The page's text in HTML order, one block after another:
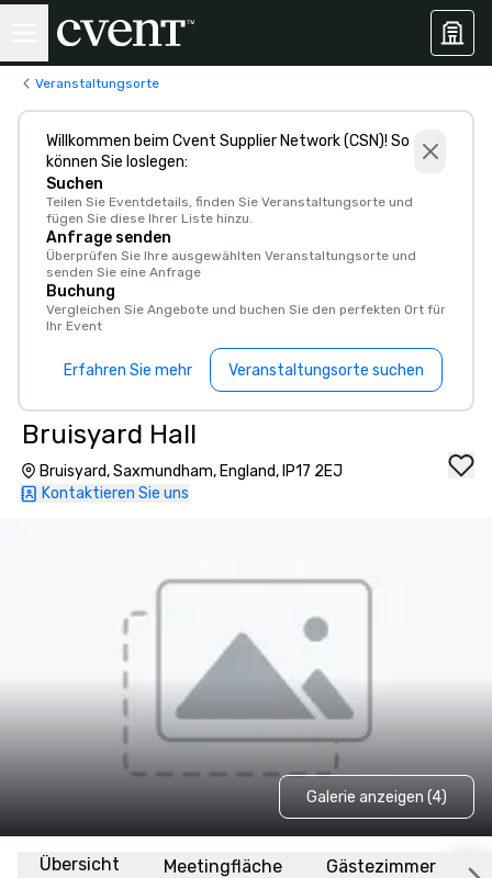
Veranstaltungsorte
Willkommen beim Cvent Supplier Network (CSN)! So
können Sie loslegen:
Suchen
Teilen Sie Eventdetails, finden Sie Veranstaltungsorte und
fügen Sie diese Ihrer Liste hinzu.
Anfrage senden
Überprüfen Sie Ihre ausgewählten Veranstaltungsorte und
senden Sie eine Anfrage
Buchung
Vergleichen Sie Angebote und buchen Sie den perfekten Ort für
Ihr Event
Erfahren Sie mehr Veranstaltungsorte suchen
Bruisyard Hall
Bruisyard, Saxmundham, England, IP17 2EJ
Kontaktieren Sie uns
Galerie anzeigen (4)
Übersicht Meetingfläche Gästezimmer